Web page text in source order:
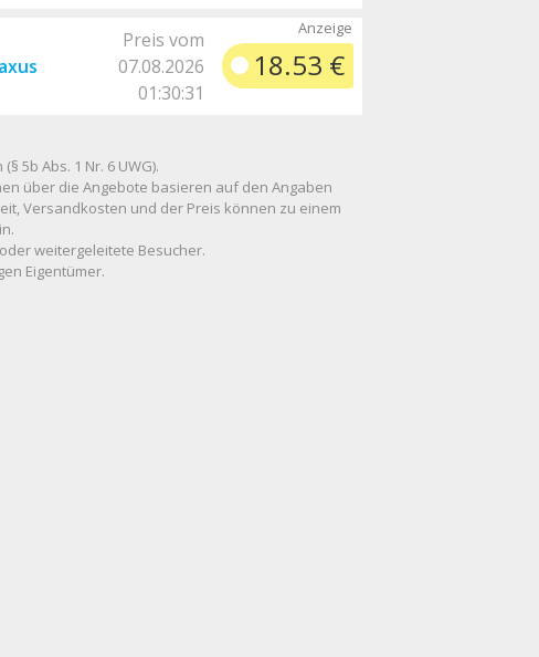
Preis vom
07.08.2026
01:30:31
18.53 €
5b Abs. 1 Nr. 6 UWG).
über die Angebote basieren auf den Angaben
Versandkosten und der Preis können zu einem
weitergeleitete Besucher.
Eigentümer.